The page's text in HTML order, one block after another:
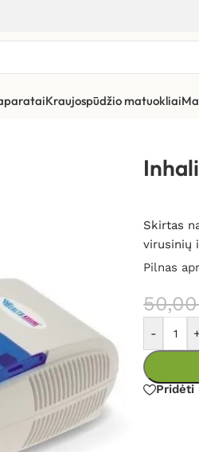
Kraujospūdžio matuokliai
Skirtas
virusinių
Pilnas
-
Pridėti